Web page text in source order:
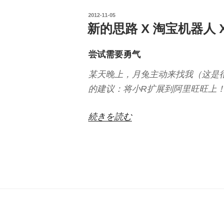
投
稿
日:
2012-11-05
新的思路 X 淘宝机器人
尝试需要勇气
某天晚上，月兔主动来找我（这
的建议：将小R扩展到阿里旺旺上！
“新
続きを読む